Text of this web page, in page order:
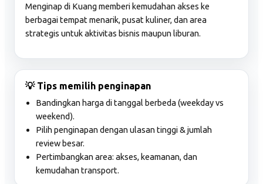
Menginap di Kuang memberi kemudahan akses ke
berbagai tempat menarik, pusat kuliner, dan area
strategis untuk aktivitas bisnis maupun liburan.
💡 Tips memilih penginapan
Bandingkan harga di tanggal berbeda (weekday vs
weekend).
Pilih penginapan dengan ulasan tinggi & jumlah
review besar.
Pertimbangkan area: akses, keamanan, dan
kemudahan transport.